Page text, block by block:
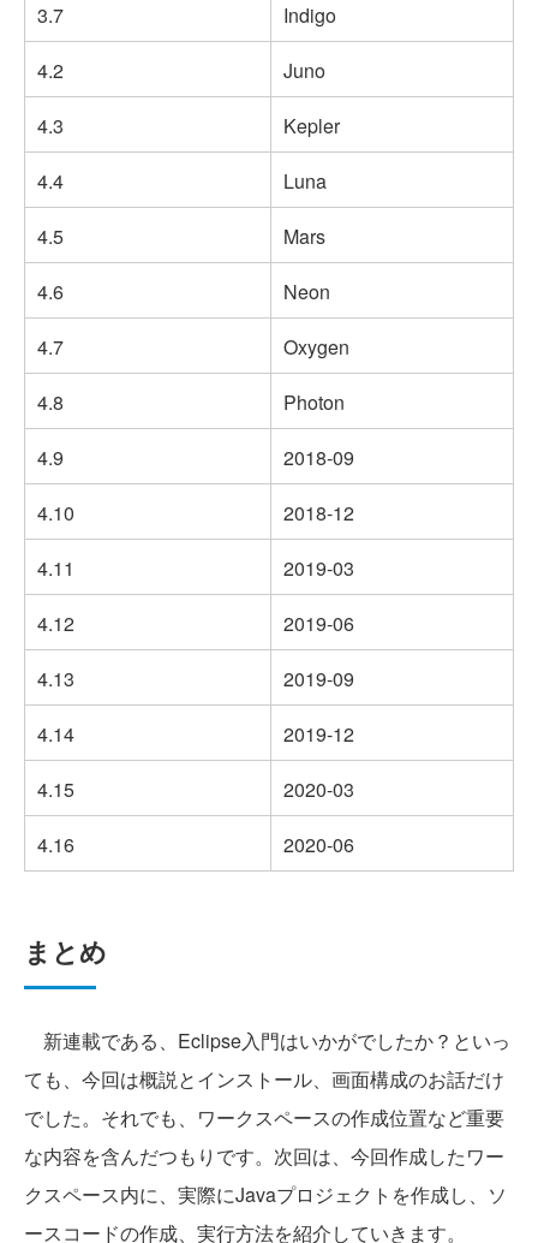
3.7
Indigo
4.2
Juno
4.3
Kepler
4.4
Luna
4.5
Mars
4.6
Neon
4.7
Oxygen
4.8
Photon
4.9
2018-09
4.10
2018-12
4.11
2019-03
4.12
2019-06
4.13
2019-09
4.14
2019-12
4.15
2020-03
4.16
2020-06
まとめ
新連載である、Eclipse入門はいかがでしたか？といっ
ても、今回は概説とインストール、画面構成のお話だけ
でした。それでも、ワークスペースの作成位置など重要
な内容を含んだつもりです。次回は、今回作成したワー
クスペース内に、実際にJavaプロジェクトを作成し、ソ
ースコードの作成、実行方法を紹介していきます。